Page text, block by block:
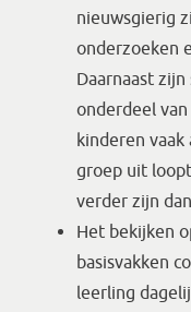
nieuwsgierig
onderzoeken
Daarnaast
onderdeel
kinderen
groep uit
verder zijn
Het bekijken
basisvakken
leerling